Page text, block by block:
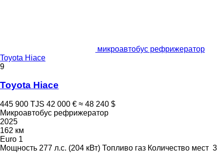
микроавтобус рефрижератор
Toyota Hiace
9
Toyota Hiace
445 900 TJS 42 000 € ≈ 48 240 $
Микроавтобус рефрижератор
2025
162 км
Euro 1
Мощность 277 л.с. (204 кВт) Топливо газ Количество мест 3